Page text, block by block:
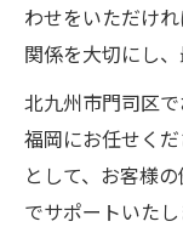
わせをいただけ
関係を大切にし
北九州市門司区
福岡にお任せく
として、お客様
でサポートいた